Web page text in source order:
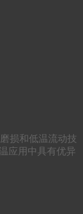
损和低温流动技
应用中具有优异